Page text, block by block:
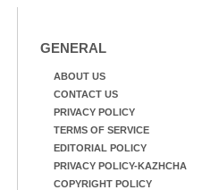
GENERAL
ABOUT US
CONTACT US
PRIVACY POLICY
TERMS OF SERVICE
EDITORIAL POLICY
PRIVACY POLICY-KAZHCHA
COPYRIGHT POLICY